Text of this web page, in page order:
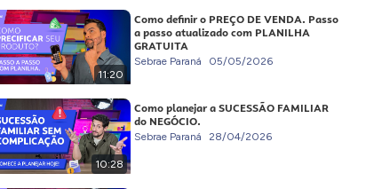
11:20
Como definir o PREÇO DE VENDA. Passo
a passo atualizado com PLANILHA
GRATUITA
Sebrae Paraná 05/05/2026
10:28
Como planejar a SUCESSÃO FAMILIAR
do NEGÓCIO.
Sebrae Paraná 28/04/2026